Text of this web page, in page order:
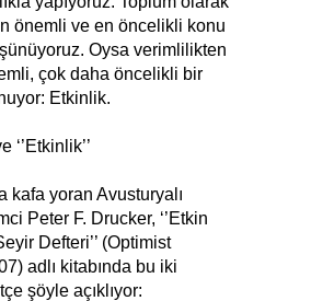
önemli ve en öncelikli konu
Oysa verimlilikten
çok daha öncelikli bir
Etkinlik.
‘’Etkinlik’’
kafa yoran Avusturyalı
Peter F. Drucker, ‘’Etkin
Defteri’’ (Optimist
adlı kitabında bu iki
şöyle açıklıyor: